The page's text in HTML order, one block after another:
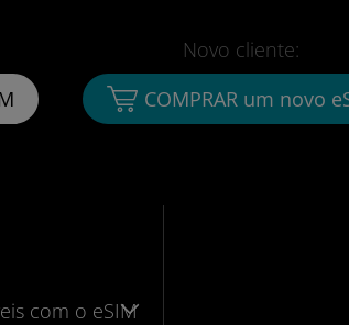
Novo cliente:
COMPRAR um novo
com o eSIM